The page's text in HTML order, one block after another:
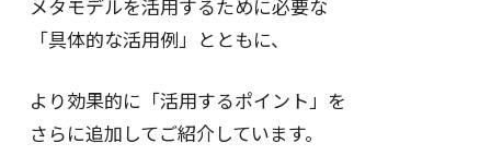
メタモデルを活用するために必要な
「具体的な活用例」とともに、
より効果的に「活用するポイント」を
さらに追加してご紹介しています。